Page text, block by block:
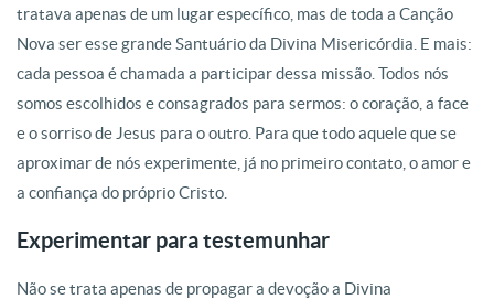
tratava apenas de um lugar específico, mas de toda a Canção
Nova ser esse grande Santuário da Divina Misericórdia. E mais:
cada pessoa é chamada a participar dessa missão. Todos nós
somos escolhidos e consagrados para sermos: o coração, a face
e o sorriso de Jesus para o outro. Para que todo aquele que se
aproximar de nós experimente, já no primeiro contato, o amor e
a confiança do próprio Cristo.
Experimentar para testemunhar
Não se trata apenas de propagar a devoção a Divina